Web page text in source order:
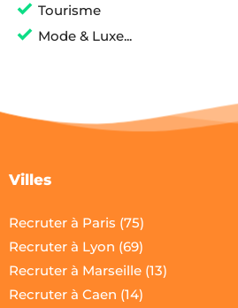
Tourisme
Mode & Luxe...
Villes
Recruter à Paris (75)
Recruter à Lyon (69)
Recruter à Marseille (13)
Recruter à Caen (14)